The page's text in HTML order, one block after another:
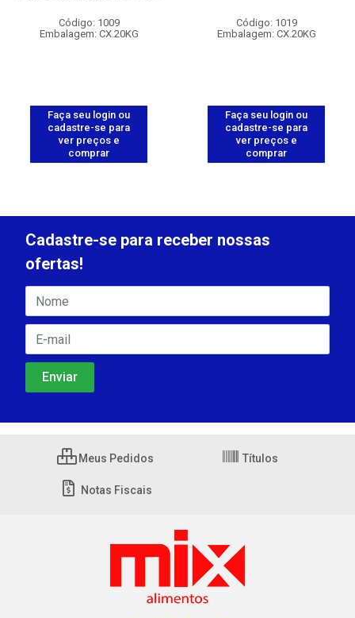
Código: 1009
Embalagem: CX.20KG
Faça seu login ou
cadastre-se para
ver preços e
comprar
Código: 1019
Embalagem: CX.20KG
Faça seu login ou
cadastre-se para
ver preços e
comprar
Cadastre-se para receber nossas
ofertas!
Meus Pedidos Títulos
Notas Fiscais